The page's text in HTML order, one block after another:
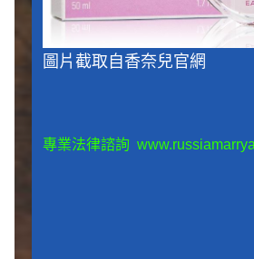
圖片截取自香奈兒官網
專業法律諮詢